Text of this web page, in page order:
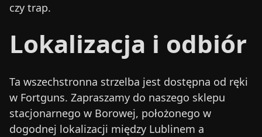
czy trap.
Lokalizacja i odbiór
Ta wszechstronna strzelba jest dostępna od ręki
w Fortguns. Zapraszamy do naszego sklepu
stacjonarnego w Borowej, położonego w
dogodnej lokalizacji między Lublinem a